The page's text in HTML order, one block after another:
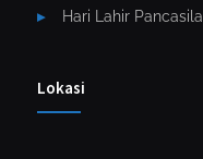
Hari Lahir Pancasila
Lokasi